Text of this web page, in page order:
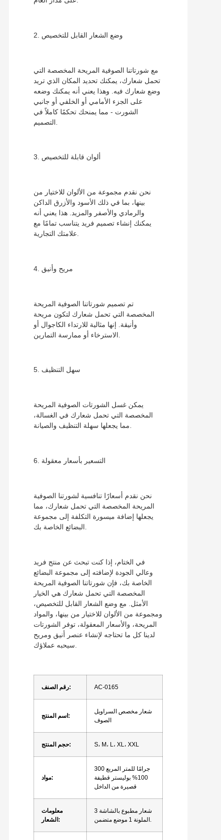
مع شورتاتنا الصوفية المريحة المخصصة التي
تحمل شعارك، يمكنك تحديد المكان الذي تريد
وضع شعارك فيه. وهذا يعني أنه يمكنك وضعه
على الجزء الأمامي أو الخلفي أو جانبي
الشورت - مما يمنحك تحكمًا كاملاً في
نحن نقدم مجموعة من الألوان للاختيار من
بينها، بما في ذلك الأسود والأزرق الداكن
والرمادي والأصفر والمزيد. هذا يعني أنه
يمكنك إنشاء تصميم فريد يتناسب تمامًا مع
تم تصميم شورتاتنا الصوفية المريحة
المخصصة التي تحمل شعارك لتكون مريحة
وأنيقة. إنها مثالية للارتداء الكاجوال أو
يمكن غسل الشورتات الصوفية المريحة
المخصصة التي تحمل شعارك في الغسالة،
مما يجعلها سهلة التنظيف والصيانة.
نحن نقدم أسعارًا تنافسية لشورتنا الصوفية
المريحة المخصصة التي تحمل شعارك، مما
يجعلها إضافة ميسورة التكلفة إلى مجموعة
في الختام، إذا كنت تبحث عن منتج فريد
وعالي الجودة لإضافته إلى مجموعة البضائع
الخاصة بك، فإن شورتاتنا الصوفية المريحة
المخصصة التي تحمل شعارك هي الخيار
الأمثل. مع وضع الشعار القابل للتخصيص،
ومجموعة من الألوان للاختيار من بينها، والمواد
المريحة، والأسعار المعقولة، توفر الشورتات
لدينا كل ما تحتاجه لإنشاء عنصر أنيق ومريح
رقم الصنف: AC-0165
اسم المنتج:
شعار مخصص السراويل
الصوف
حجم المنتج: S، M، L، XL، XXL
مواد:
300 جرامًا للمتر المربع
100% بوليستر قطيفة
قصيرة من الداخل
معلومات
الشعار:
3 شعار مطبوع بالشاشة
الملونة 1 موضع متضمن.